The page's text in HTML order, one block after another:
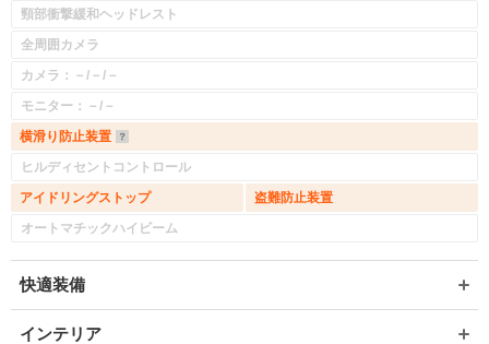
頸部衝撃緩和ヘッドレスト
全周囲カメラ
カメラ：－/－/－
モニター：－/－
横滑り防止装置
ヒルディセントコントロール
アイドリングストップ
盗難防止装置
オートマチックハイビーム
快適装備
インテリア